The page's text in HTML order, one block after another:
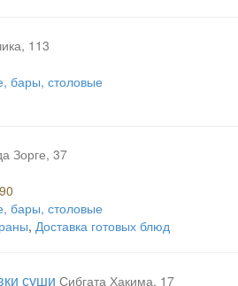
113
бары, столовые
Зорге, 37
бары, столовые
, Доставка готовых блюд
суши Сибгата Хакима, 17